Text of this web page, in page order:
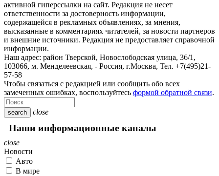
активной гиперссылки на сайт. Редакция не несет
ответственности за достоверность информации,
содержащейся в рекламных объявлениях, за мнения,
высказанные в комментариях читателей, за новости партнеров
и внешние источники. Редакция не предоставляет справочной
информации.
Наш адрес: район Тверской, Новослободская улица, 36/1 ,
103066, м. Менделеевская, - Россия, г.Москва, Тел. +7(495)21-
57-58
Чтобы связаться с редакцией или сообщить обо всех
замеченных ошибках, воспользуйтесь формой обратной связи.
search close
Наши информационные каналы
close
Новости
Авто
В мире